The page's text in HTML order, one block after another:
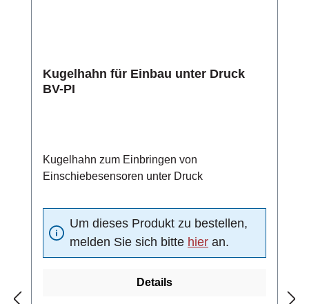
Kugelhahn für Einbau unter Druck
BV-PI
Kugelhahn zum Einbringen von
Einschiebesensoren unter Druck
Um dieses Produkt zu bestellen,
melden Sie sich bitte hier an.
Details